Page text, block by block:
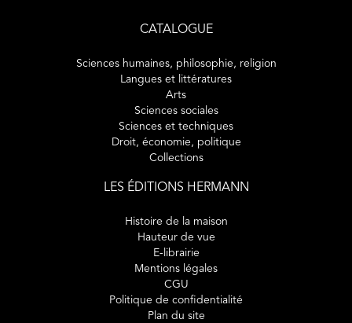
seuls moyens de préserver la dignité de l'homme.
CATALOGUE
Sciences humaines, philosophie, religion
Langues et littératures
Arts
Sciences sociales
Sciences et techniques
Droit, économie, politique
Collections
LES ÉDITIONS HERMANN
Histoire de la maison
Hauteur de vue
E-librairie
Mentions légales
CGU
Politique de confidentialité
Plan du site